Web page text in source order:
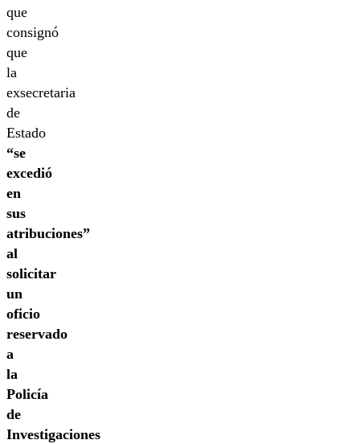
que
consignó
que
la
exsecretaria
de
Estado
“se
excedió
en
sus
atribuciones”
al
solicitar
un
oficio
reservado
a
la
Policía
de
Investigaciones